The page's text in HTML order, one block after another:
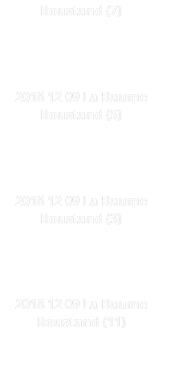
Roustand (7)
2018 12 09 La Baume
Roustand (5)
2018 12 09 La Baume
Roustand (3)
2018 12 09 La Baume
Roustand (11)